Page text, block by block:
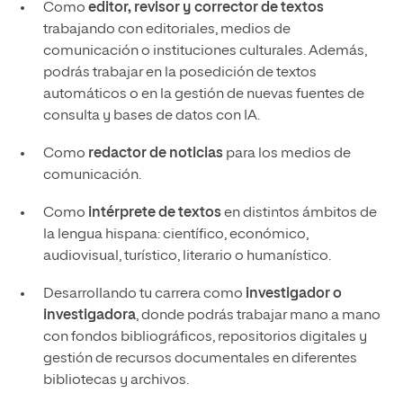
Como editor, revisor y corrector de textos
trabajando con editoriales, medios de
comunicación o instituciones culturales. Además,
podrás trabajar en la posedición de textos
automáticos o en la gestión de nuevas fuentes de
consulta y bases de datos con IA.
Como redactor de noticiaspara los medios de
comunicación.
Como intérprete de textosen distintos ámbitos de
la lengua hispana: científico, económico,
audiovisual, turístico, literario o humanístico.
Desarrollando tu carrera como investigador o
investigadora, donde podrás trabajar mano a mano
con fondos bibliográficos, repositorios digitales y
gestión de recursos documentales en diferentes
bibliotecas y archivos.